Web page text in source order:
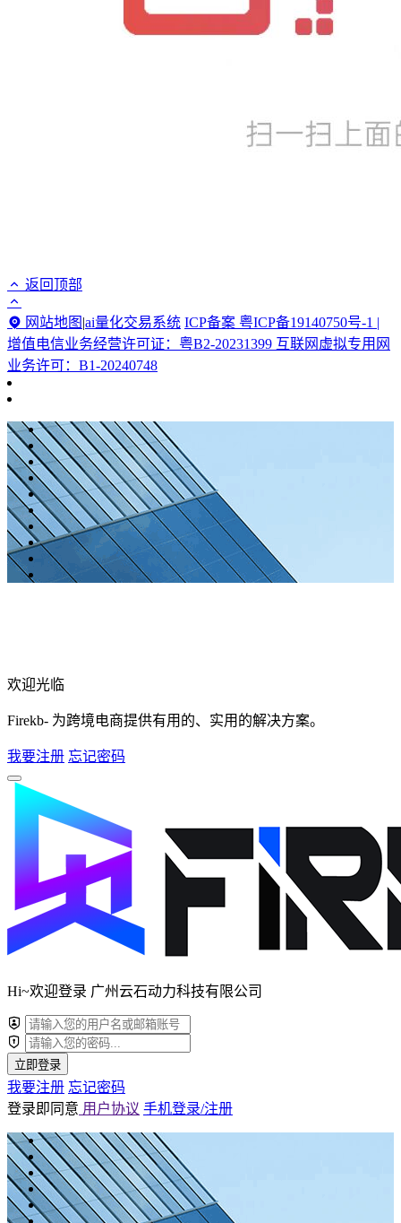
返回顶部
网站地图 |ai量化交易系统 ICP备案 粤ICP备19140750号-1 |
增值电信业务经营许可证：粤B2-20231399 互联网虚拟专用网
业务许可：B1-20240748
欢迎光临
Firekb- 为跨境电商提供有用的、实用的解决方案。
我要注册 忘记密码
Hi~欢迎登录 广州云石动力科技有限公司
立即登录
我要注册 忘记密码
登录即同意 用户协议 手机登录/注册